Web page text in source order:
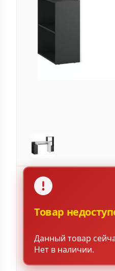
Товар
Данный товар
Нет в наличии.